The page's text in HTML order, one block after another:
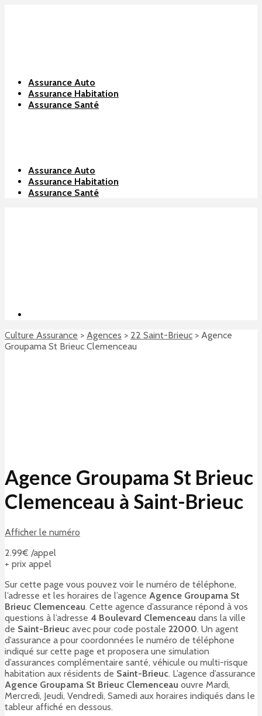
Assurance Auto
Assurance Habitation
Assurance Santé
Assurance Auto
Assurance Habitation
Assurance Santé
Culture Assurance > Agences > 22 Saint-Brieuc > Agence
Groupama St Brieuc Clemenceau
Agence Groupama St Brieuc
Clemenceau à Saint-Brieuc
Afficher le numéro
2.99€ /appel
+ prix appel
Sur cette page vous pouvez voir le numéro de téléphone,
l’adresse et les horaires de l’agence Agence Groupama St
Brieuc Clemenceau. Cette agence d’assurance répond à vos
questions à l’adresse 4 Boulevard Clemenceau dans la ville
de Saint-Brieuc avec pour code postale 22000. Un agent
d’assurance a pour coordonnées le numéro de téléphone
indiqué sur cette page et proposera une simulation
d’assurances complémentaire santé, véhicule ou multi-risque
habitation aux résidents de Saint-Brieuc. L’agence d’assurance
Agence Groupama St Brieuc Clemenceau ouvre Mardi,
Mercredi, Jeudi, Vendredi, Samedi aux horaires indiqués dans le
tableur affiché en dessous.